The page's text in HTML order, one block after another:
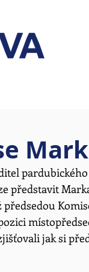
představit
jak si